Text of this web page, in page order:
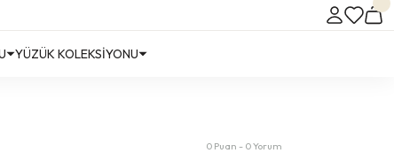
YÜZÜK KOLEKSİYONU
0 Puan - 0 Yorum